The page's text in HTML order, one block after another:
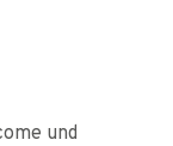
und